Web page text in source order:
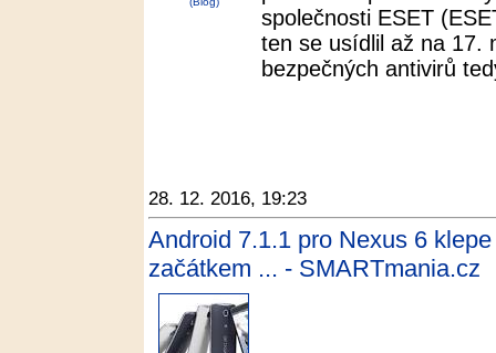
společnosti ESET
ten se usídlil až na 17.
bezpečných antivirů
28. 12. 2016, 19:23
Android 7.1.1 pro Nexus 6
začátkem ... - SMARTmania.cz